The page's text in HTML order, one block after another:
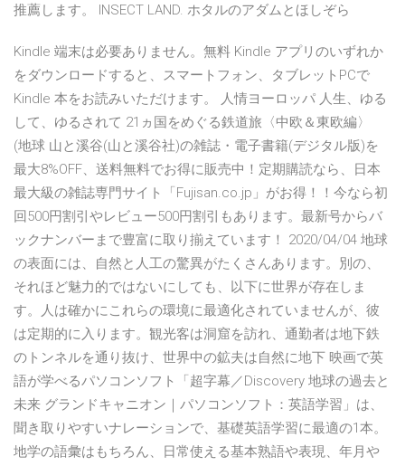
推薦します。 INSECT LAND. ホタルのアダムとほしぞら
Kindle 端末は必要ありません。無料 Kindle アプリのいずれか
をダウンロードすると、スマートフォン、タブレットPCで
Kindle 本をお読みいただけます。 人情ヨーロッパ 人生、ゆる
して、ゆるされて 21ヵ国をめぐる鉄道旅〈中欧＆東欧編〉
(地球 山と溪谷(山と溪谷社)の雑誌・電子書籍(デジタル版)を
最大8%OFF、送料無料でお得に販売中！定期購読なら、日本
最大級の雑誌専門サイト「Fujisan.co.jp」がお得！！今なら初
回500円割引やレビュー500円割引もあります。最新号からバ
ックナンバーまで豊富に取り揃えています！ 2020/04/04 地球
の表面には、自然と人工の驚異がたくさんあります。別の、
それほど魅力的ではないにしても、以下に世界が存在しま
す。人は確かにこれらの環境に最適化されていませんが、彼
は定期的に入ります。観光客は洞窟を訪れ、通勤者は地下鉄
のトンネルを通り抜け、世界中の鉱夫は自然に地下 映画で英
語が学べるパソコンソフト「超字幕／Discovery 地球の過去と
未来 グランドキャニオン｜パソコンソフト：英語学習」は、
聞き取りやすいナレーションで、基礎英語学習に最適の1本。
地学の語彙はもちろん、日常使える基本熟語や表現、年月や